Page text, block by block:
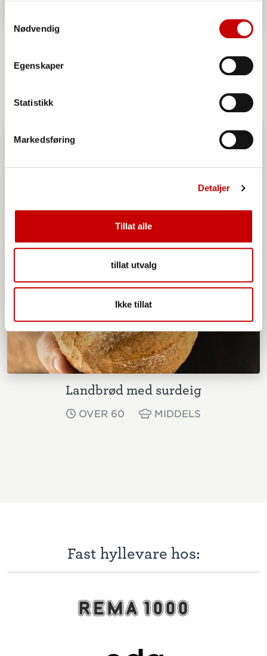
Nødvendig
Egenskaper
Statistikk
Markedsføring
Detaljer
Tillat alle
tillat utvalg
Ikke tillat
Landbrød med surdeig
OVER 60 MIDDELS
Fast hyllevare hos: